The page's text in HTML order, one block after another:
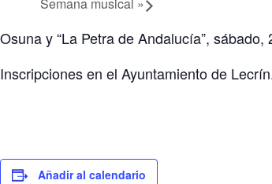
Semana musical »
Osuna y “La Petra de Andalucía”,
Inscripciones en el Ayuntamiento de
Añadir al calendario